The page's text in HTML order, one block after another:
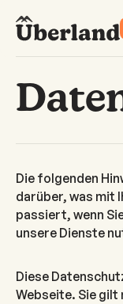
Die folgenden
darüber, was mit
passiert, wenn
unsere Dienste
Diese
Webseite. Sie